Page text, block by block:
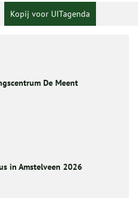
Kopij voor UITagenda
De Meent
in Amstelveen 2026